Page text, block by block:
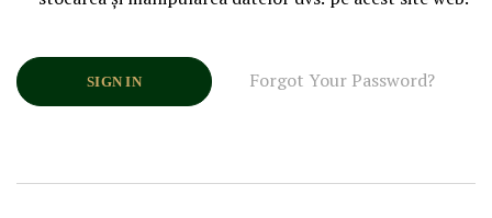
SIGN IN Forgot Your Password?